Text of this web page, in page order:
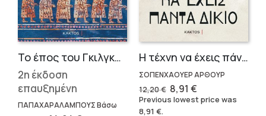
Το έπος του Γκιλγκαμές
2η έκδοση
επαυξημένη
ΠΑΠΑΧΑΡΑΛΑΜΠΟΥΣ Βάσω
Η τέχνη να έχεις πάντα δίκαιο
ΣΟΠΕΝΧΑΟΥΕΡ ΑΡΘΟΥΡ
12,20€ Original
price
was:
8,91 €Current
price
is:
Previous lowest price was
8,91 €.